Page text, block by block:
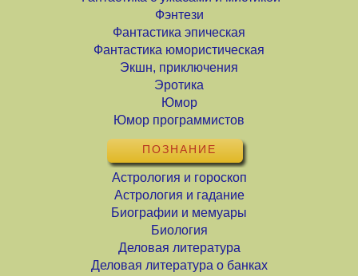
Фэнтези
Фантастика эпическая
Фантастика юмористическая
Экшн, приключения
Эротика
Юмор
Юмор программистов
ПОЗНАНИЕ
Астрология и гороскоп
Астрология и гадание
Биографии и мемуары
Биология
Деловая литература
Деловая литература о банках